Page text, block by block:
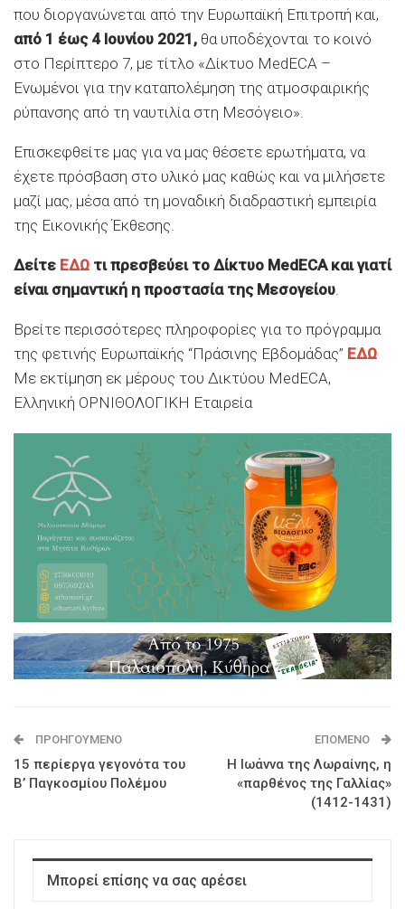
που διοργανώνεται από την Ευρωπαϊκή Επιτροπή και,
από 1 έως 4 Ιουνίου 2021, θα υποδέχονται το κοινό
στο Περίπτερο 7, με τίτλο «Δίκτυο MedECA –
Ενωμένοι για την καταπολέμηση της ατμοσφαιρικής
ρύπανσης από τη ναυτιλία στη Μεσόγειο».
Επισκεφθείτε μας για να μας θέσετε ερωτήματα, να
έχετε πρόσβαση στο υλικό μας καθώς και να μιλήσετε
μαζί μας, μέσα από τη μοναδική διαδραστική εμπειρία
της Εικονικής Έκθεσης.
Δείτε ΕΔΩ τι πρεσβεύει το Δίκτυο MedECA και γιατί
είναι σημαντική η προστασία της Μεσογείου
Βρείτε περισσότερες πληροφορίες για το πρόγραμμα
της φετινής Ευρωπαϊκής “Πράσινης Εβδομάδας” ΕΔΩ
Με εκτίμηση εκ μέρους του Δικτύου MedECA,
Ελληνική ΟΡΝΙΘΟΛΟΓΙΚΗ Εταιρεία
ΠΡΟΗΓΟΎΜΕΝΟ
15 περίεργα γεγονότα του
Β’ Παγκοσμίου Πολέμου
ΕΠΌΜΕΝΟ
Η Ιωάννα της Λωραίνης, η
«παρθένος της Γαλλίας»
(1412-1431)
Μπορεί επίσης να σας αρέσει